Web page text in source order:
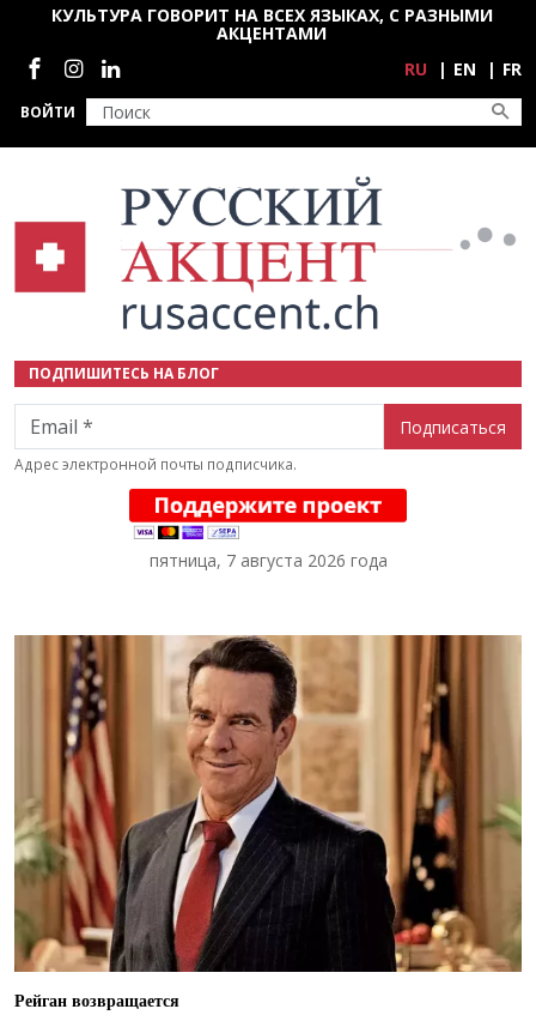
Перейти к основному содержанию
ВОЙТИ
КУЛЬТУРА ГОВОРИТ НА ВСЕХ ЯЗЫКАХ, С РАЗНЫМИ
АКЦЕНТАМИ
Социальные сети
RU EN FR
ПОДПИШИТЕСЬ НА БЛОГ
Email
Адрес электронной почты подписчика.
пятница, 7 августа 2026 года
Рейган возвращается